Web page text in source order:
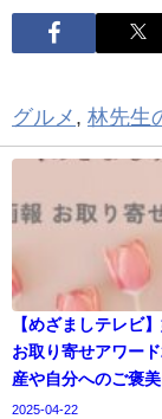
グルメ , 林先生
【めざましテレビ
お取り寄せアワー
産や自分へのご褒
2025-04-22